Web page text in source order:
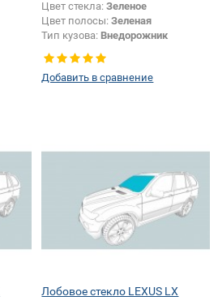
Цвет стекла:Зеленое
Цвет полосы:Зеленая
Тип кузова: Внедорожник
Добавить в сравнение
Лобовое стекло LEXUS LX